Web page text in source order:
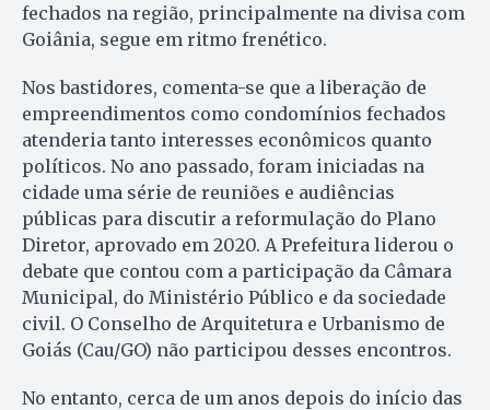
fechados na região, principalmente na divisa com
Goiânia, segue em ritmo frenético.
Nos bastidores, comenta-se que a liberação de
empreendimentos como condomínios fechados
atenderia tanto interesses econômicos quanto
políticos. No ano passado, foram iniciadas na
cidade uma série de reuniões e audiências
públicas para discutir a reformulação do Plano
Diretor, aprovado em 2020. A Prefeitura liderou o
debate que contou com a participação da Câmara
Municipal, do Ministério Público e da sociedade
civil. O Conselho de Arquitetura e Urbanismo de
Goiás (Cau/GO) não participou desses encontros.
No entanto, cerca de um anos depois do início das